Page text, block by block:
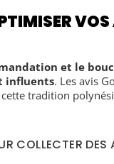
et le
influents. Les avis
tradition
COLLECTER DES